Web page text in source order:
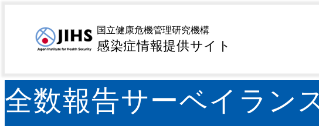
国立健康危機管理研究機構
感染症情報提供サイト
トップページ> 感染症を探す>疾患名から探す
疫学週第1週～第52週－
全数報告サーベイラン